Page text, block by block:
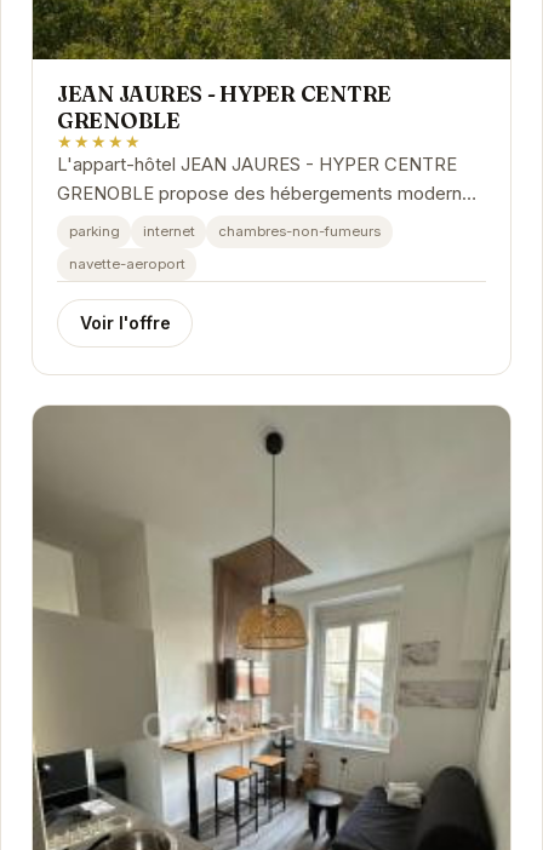
JEAN JAURES - HYPER CENTRE
GRENOBLE
★★★★★
L'appart-hôtel JEAN JAURES - HYPER CENTRE
GRENOBLE propose des hébergements modernes
et confortables en plein centre-ville. Chaque
parking internet
chambres-non-fumeurs
navette-aeroport
Voir l'offre